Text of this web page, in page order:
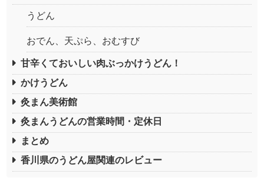
うどん
おでん、天ぷら、おむすび
甘辛くておいしい肉ぶっかけうどん！
かけうどん
灸まん美術館
灸まんうどんの営業時間・定休日
まとめ
香川県のうどん屋関連のレビュー